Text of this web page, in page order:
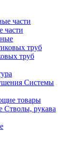
части
труб
Системы
товары
Стволы, рукава